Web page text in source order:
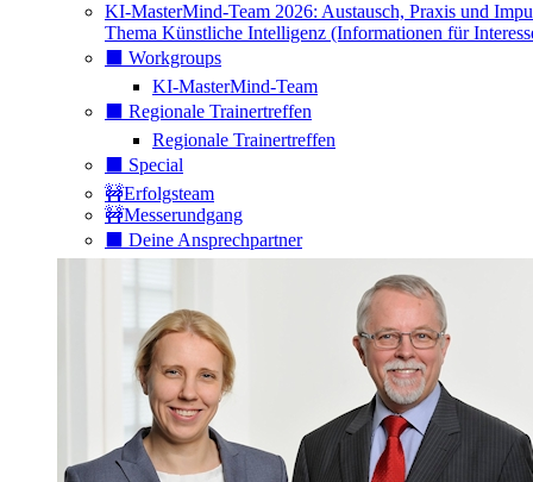
KI-MasterMind-Team 2026: Austausch, Praxis und
Thema Künstliche Intelligenz (Informationen für
⬛️ Workgroups
KI-MasterMind-Team
⬛️ Regionale Trainertreffen
Regionale Trainertreffen
⬛️ Special
🚧Erfolgsteam
🚧Messerundgang
⬛️ Deine Ansprechpartner